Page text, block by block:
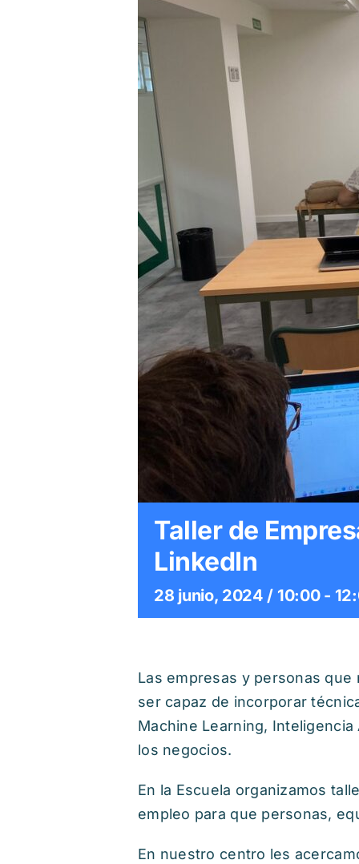
Taller de
LinkedIn
28 junio, 2024 / 10:00-
Las empresas y personas
ser capaz de incorporar
Machine Learning,
los negocios.
En la Escuela organizamos
empleo para que personas,
En nuestro centro les